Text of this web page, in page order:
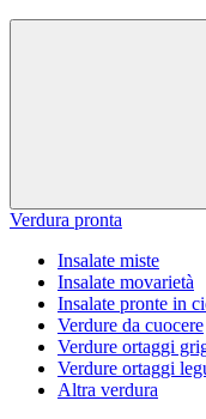
Verdura pronta
Insalate miste
Insalate movarietà
Insalate pronte in
Verdure da cuocere
Verdure ortaggi
Verdure ortaggi
Altra verdura